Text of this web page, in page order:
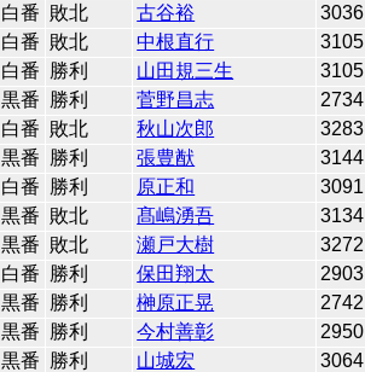
白番 敗北 古谷裕 3036
白番 敗北 中根直行 3105
白番 勝利 山田規三生 3105
黒番 勝利 菅野昌志 2734
白番 敗北 秋山次郎 3283
黒番 勝利 張豊猷 3144
白番 勝利 原正和 3091
黒番 敗北 髙嶋湧吾 3134
黒番 敗北 瀬戸大樹 3272
白番 勝利 保田翔太 2903
黒番 勝利 榊原正晃 2742
黒番 勝利 今村善彰 2950
黒番 勝利 山城宏 3064